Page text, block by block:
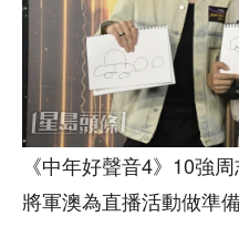
《中年好聲音4》10強
將軍澳為直播活動做準備